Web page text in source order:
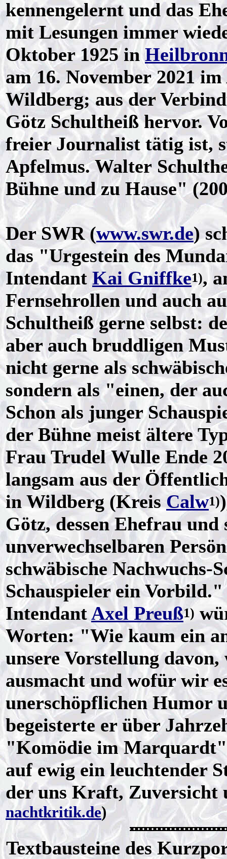
kennengelernt und das
mit Lesungen immer
Oktober 1925 in
am 16. November 2021
Wildberg; aus der
Götz Schultheiß hervor.
freier Journalist tätig ist,
Apfelmus. Walter
Bühne und zu Hause"
Der SWR (www.swr.de)
das "Urgestein des
IntendantKai Gniffke1),
Fernsehrollen und auch
Schultheiß gerne selbst:
aber auch bruddligen
nicht gerne als
sondern als "einen, der
Schon als junger
der Bühne meist ältere
Frau Trudel Wulle Ende
langsam aus der
in Wildberg (Kreis Calw1)
Götz, dessen Ehefrau
unverwechselbaren
schwäbische Nachwuchs-
Schauspieler ein
IntendantAxel Preuß1)
Worten: "Wie kaum ein
unsere Vorstellung
ausmacht und wofür wir
unerschöpflichen Humor
begeisterte er über
"Komödie im
auf ewig ein leuchtender
der uns Kraft,
nachtkritik.de)
Textbausteine des